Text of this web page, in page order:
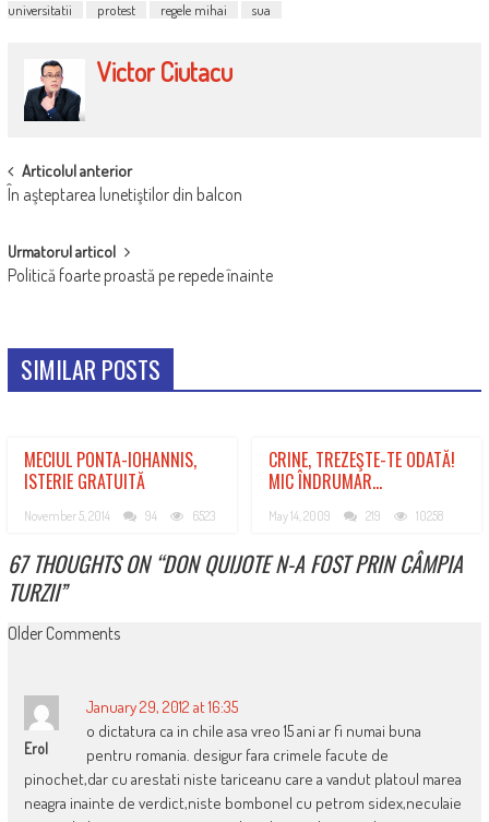
universitatii
protest regele mihai sua
Victor Ciutacu
POST
NAVIGATION
Articolul anterior
În aşteptarea lunetiştilor din balcon
Urmatorul articol
Politică foarte proastă pe repede înainte
SIMILAR POSTS
MECIUL PONTA-IOHANNIS,
ISTERIE GRATUITĂ
November 5, 2014 94 6523
CRINE, TREZEŞTE-TE ODATĂ!
MIC ÎNDRUMAR…
May 14, 2009 219 10258
67 THOUGHTS ON “DON QUIJOTE N-A FOST PRIN CÂMPIA
TURZII”
COMMENT
Older Comments
Erol
January 29, 2012 at 16:35
o dictatura ca in chile asa vreo 15 ani ar fi numai buna
pentru romania. desigur fara crimele facute de
pinochet,dar cu arestati niste tariceanu care a vandut platoul marea
neagra inainte de verdict,niste bombonel cu petrom sidex,neculaie